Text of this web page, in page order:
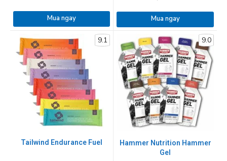
Mua ngay Mua ngay
9.1
Tailwind Endurance Fuel
9.0
Hammer Nutrition Hammer
Gel